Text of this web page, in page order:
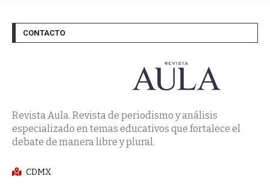
CONTACTO
Revista Aula. Revista de periodismo y análisis
especializado en temas educativos que fortalece el
debate de manera libre y plural.
CDMX